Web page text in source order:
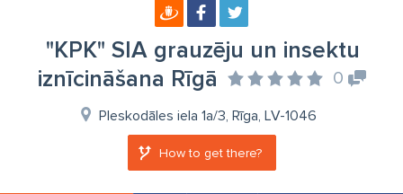
"KPK" SIA grauzēju un insektu
iznīcināšana Rīgā
0
Pleskodāles iela 1a/3, Rīga, LV-1046
How to get there?